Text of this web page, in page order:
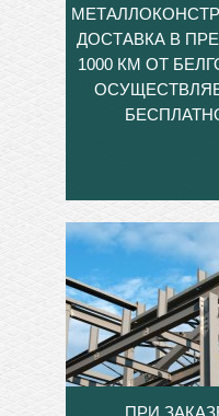
ДОСТАВКА В
1000 КМ ОТ